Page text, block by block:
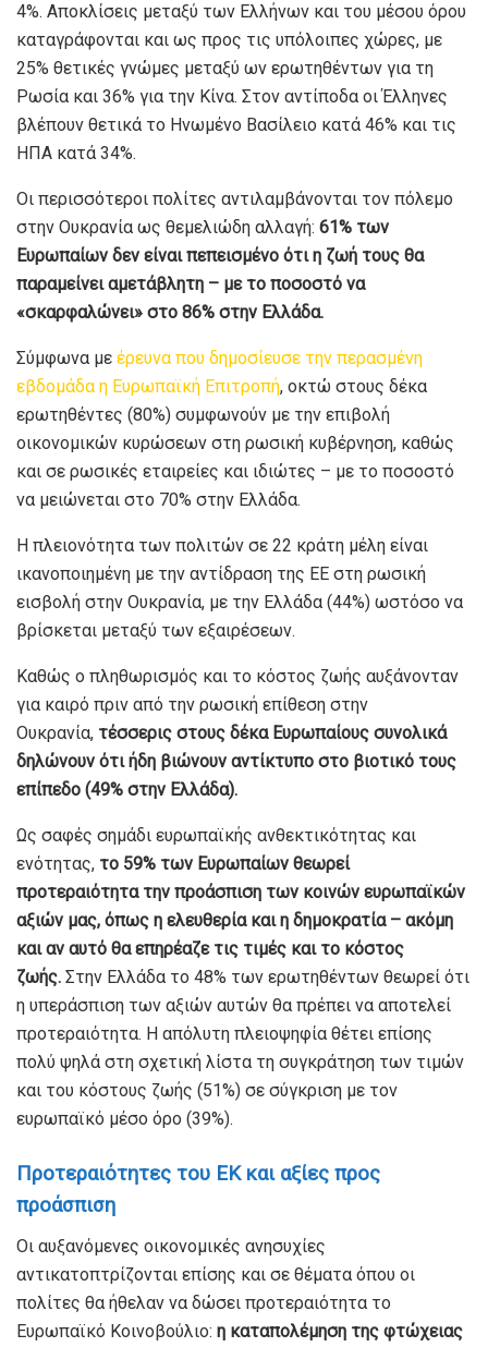
4%. Αποκλίσεις μεταξύ των Ελλήνων και του μέσου όρου
καταγράφονται και ως προς τις υπόλοιπες χώρες, με
25% θετικές γνώμες μεταξύ ων ερωτηθέντων για τη
Ρωσία και 36% για την Κίνα. Στον αντίποδα οι Έλληνες
βλέπουν θετικά το Ηνωμένο Βασίλειο κατά 46% και τις
ΗΠΑ κατά 34%.
Οι περισσότεροι πολίτες αντιλαμβάνονται τον πόλεμο
στην Ουκρανία ως θεμελιώδη αλλαγή: 61% των
Ευρωπαίων δεν είναι πεπεισμένο ότι η ζωή τους θα
παραμείνει αμετάβλητη – με το ποσοστό να
«σκαρφαλώνει» στο 86% στην Ελλάδα.
Σύμφωνα με έρευνα που δημοσίευσε την περασμένη
εβδομάδα η Ευρωπαϊκή Επιτροπή, οκτώ στους δέκα
ερωτηθέντες (80%) συμφωνούν με την επιβολή
οικονομικών κυρώσεων στη ρωσική κυβέρνηση, καθώς
και σε ρωσικές εταιρείες και ιδιώτες – με το ποσοστό
να μειώνεται στο 70% στην Ελλάδα.
Η πλειονότητα των πολιτών σε 22 κράτη μέλη είναι
ικανοποιημένη με την αντίδραση της ΕΕ στη ρωσική
εισβολή στην Ουκρανία, με την Ελλάδα (44%) ωστόσο να
βρίσκεται μεταξύ των εξαιρέσεων.
Καθώς ο πληθωρισμός και το κόστος ζωής αυξάνονταν
για καιρό πριν από την ρωσική επίθεση στην
Ουκρανία, τέσσερις στους δέκα Ευρωπαίους συνολικά
δηλώνουν ότι ήδη βιώνουν αντίκτυπο στο βιοτικό τους
επίπεδο (49% στην Ελλάδα).
Ως σαφές σημάδι ευρωπαϊκής ανθεκτικότητας και
ενότητας, το 59% των Ευρωπαίων θεωρεί
προτεραιότητα την προάσπιση των κοινών ευρωπαϊκών
αξιών μας, όπως η ελευθερία και η δημοκρατία – ακόμη
και αν αυτό θα επηρέαζε τις τιμές και το κόστος
ζωής. Στην Ελλάδα το 48% των ερωτηθέντων θεωρεί ότι
η υπεράσπιση των αξιών αυτών θα πρέπει να αποτελεί
προτεραιότητα. Η απόλυτη πλειοψηφία θέτει επίσης
πολύ ψηλά στη σχετική λίστα τη συγκράτηση των τιμών
και του κόστους ζωής (51%) σε σύγκριση με τον
ευρωπαϊκό μέσο όρο (39%).
Προτεραιότητες του ΕΚ και αξίες προς
προάσπιση
Οι αυξανόμενες οικονομικές ανησυχίες
αντικατοπτρίζονται επίσης και σε θέματα όπου οι
πολίτες θα ήθελαν να δώσει προτεραιότητα το
Ευρωπαϊκό Κοινοβούλιο: η καταπολέμηση της φτώχειας